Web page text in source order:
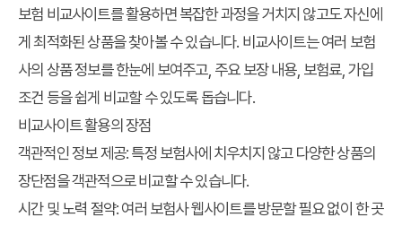
보험 비교사이트를 활용하면 복잡한 과정을 거치지 않고도 자신에
게 최적화된 상품을 찾아볼 수 있습니다. 비교사이트는 여러 보험
사의 상품 정보를 한눈에 보여주고, 주요 보장 내용, 보험료, 가입
조건 등을 쉽게 비교할 수 있도록 돕습니다.
비교사이트 활용의 장점
객관적인 정보 제공: 특정 보험사에 치우치지 않고 다양한 상품의
장단점을 객관적으로 비교할 수 있습니다.
시간 및 노력 절약: 여러 보험사 웹사이트를 방문할 필요 없이 한 곳